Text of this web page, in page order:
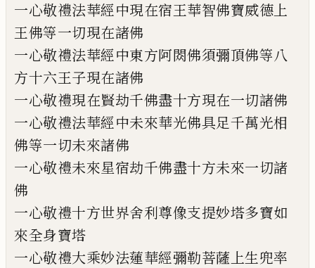
一心敬禮法華經中現在宿王華智佛寶威德上
王佛等一切現在諸佛
一心敬禮法華經中東方阿閦佛須彌頂佛等八
方十六王子現在諸佛
一心敬禮現在賢劫千佛盡十方現在一切諸佛
一心敬禮法華經中未來華光佛具足千萬光相
佛等一切未來諸佛
一心敬禮未來星宿劫千佛盡十方未來一切諸
佛
一心敬禮十方世界舍利尊像支提妙塔多寶如
來全身寶塔
一心敬禮大乘妙法蓮華經彌勒菩薩上生兜率